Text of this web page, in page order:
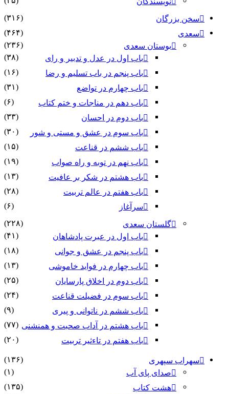
سخن بزرگان
(۳۱۶)
سعدی
(۴۶۴)
بوستان سعدی
(۲۳۶)
باب اول در عدل و تدبیر و رای
(۳۸)
باب پنجم در باب تسلیم و رضا
(۱۶)
باب چهارم در تواضع
(۳۱)
باب دهم در مناجات و ختم کتاب
(۶)
باب دوم در احسان
(۳۳)
باب سوم در عشق و مستی و شور
(۳۰)
باب ششم در قناعت
(۱۵)
باب نهم در توبه و راه صواب
(۱۹)
باب هشتم در شکر بر عافیت
(۱۳)
باب هفتم در عالم تربیت
(۲۸)
سرآغاز
(۶)
گلستان سعدی
(۲۲۸)
باب اول در عبرت پادشاهان
(۴۱)
باب پنجم در عشق و جوانى
(۱۸)
باب چهارم در فواید خاموشى
(۱۳)
باب دوم در اخلاق پارسایان
(۲۵)
باب سوم در فضیلت قناعت
(۲۴)
باب ششم در ناتوانى و پیرى
(۹)
باب هشتم در آداب صحبت و همنشنى (۷۷)
باب هفتم در تاءثیر تربیت
(۲۰)
سهراب سپهری
(۱۳۶)
صدای پای آب
(۱)
هشت کتاب
(۱۳۵)